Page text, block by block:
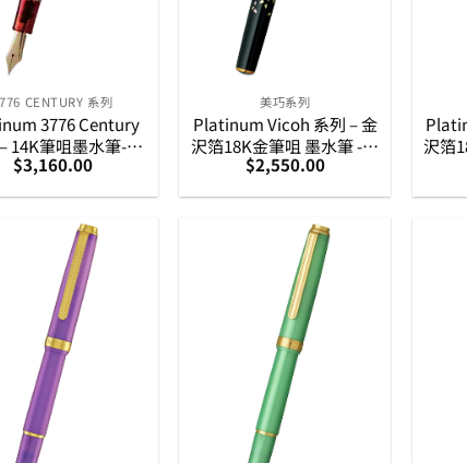
CENTURY 系列
3776 Century
14K筆咀墨水筆-錦
(PNB-36000SK)
$3,160.00
美巧系列
Platinum Vicoh 系列 – 金
沢箔18K金筆咀 墨水筆 -櫻
花 (PTL-20000H)
$2,550.00
沢箔